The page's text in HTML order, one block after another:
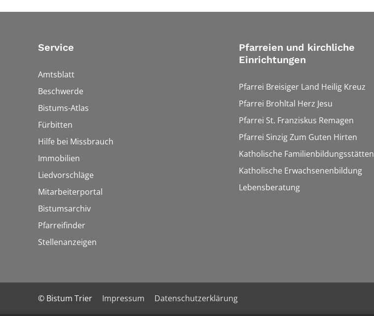
Service
Amtsblatt
Beschwerde
Bistums-Atlas
Fürbitten
Hilfe bei Missbrauch
Immobilien
Liedvorschläge
Mitarbeiterportal
Bistumsarchiv
Pfarreifinder
Stellenanzeigen
Pfarreien und kirchliche
Einrichtungen
Pfarrei Breisiger Land Heilig Kreuz
Pfarrei Brohltal Herz Jesu
Pfarrei St. Franziskus Remagen
Pfarrei Sinzig Zum Guten Hirten
Katholische Familienbildungsstätten
Katholische Erwachsenenbildung
Lebensberatung
© Bistum Trier Impressum Datenschutzerklärung